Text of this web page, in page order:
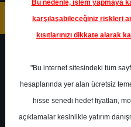
SAHOL- HACI
Bu nedenle, işlem yapmaya
karşılaşabileceğiniz riskleri
kısıtlarınızı dikkate alarak
"Bu internet sitesindeki tüm
hesaplarında yer alan ücretsiz
hisse senedi hedef fiyatları,
açıklamalar kesinlikle yatırım